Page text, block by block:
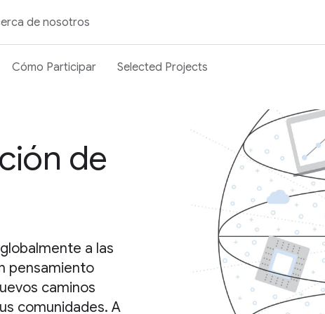
de nosotros
Cómo Participar Selected Projects
de
a las
pensamiento
caminos
comunidades. A